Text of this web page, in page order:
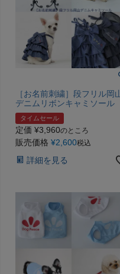
［お名前刺繍］段フリル岡
デニムリボンキャミソール
タイムセール
定価 ¥3,960のところ
販売価格 ¥2,600税込
詳細を見る